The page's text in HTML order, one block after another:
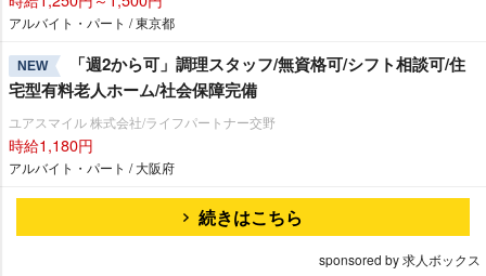
アルバイト・パート / 東京都
NEW
「週2から可」調理スタッフ/無資格可/シフト相談可/住
宅型有料老人ホーム/社会保障完備
ユアスマイル 株式会社/ライフパートナー交野
時給1,180円
アルバイト・パート / 大阪府
続きはこちら
sponsored by 求人ボックス